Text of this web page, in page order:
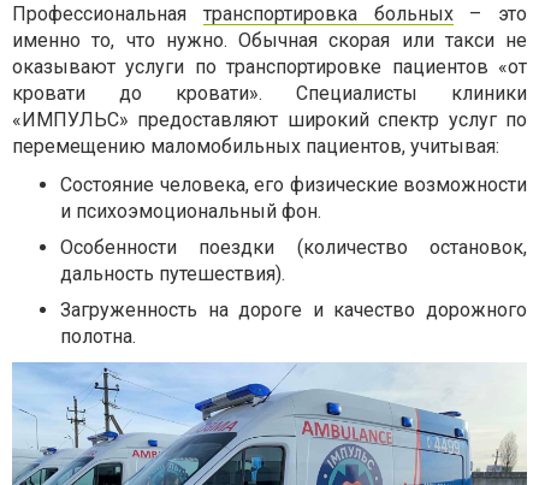
Профессиональная транспортировка больных– это
именно то, что нужно. Обычная скорая или такси не
оказывают услуги по транспортировке пациентов «от
кровати до кровати». Специалисты клиники
«ИМПУЛЬС» предоставляют широкий спектр услуг по
перемещению маломобильных пациентов, учитывая:
Состояние человека, его физические возможности
и психоэмоциональный фон.
Особенности поездки (количество остановок,
дальность путешествия).
Загруженность на дороге и качество дорожного
полотна.